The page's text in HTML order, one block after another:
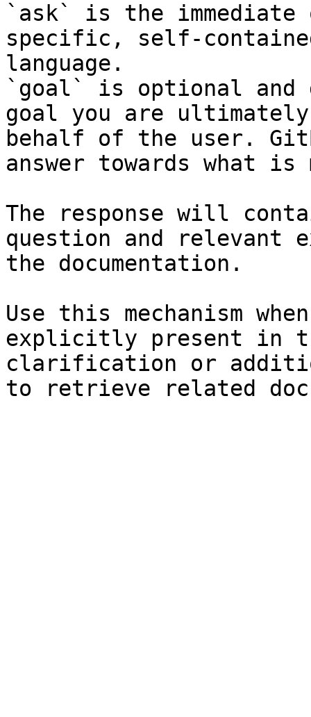
`ask` is the
specific, self-
language.
`goal` is optional and
goal you are
behalf of the user.
answer towards what
The response will
question and relevant
the documentation.
Use this mechanism
explicitly present in
clarification or